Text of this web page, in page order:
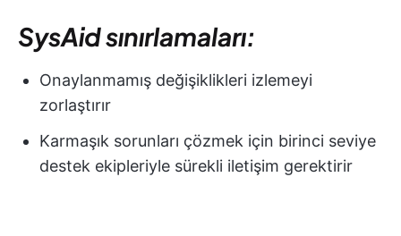
SysAid sınırlamaları:
Onaylanmamış değişiklikleri izlemeyi
zorlaştırır
Karmaşık sorunları çözmek için birinci seviye
destek ekipleriyle sürekli iletişim gerektirir